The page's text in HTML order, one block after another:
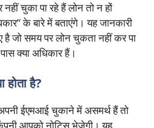
चुका पा रहे हैं लोन तो न हों
के बारे में बताएंगे। यह जानकारी
है जो समय पर लोन चुकता नहीं कर पा
क्या अधिकार हैं।
होता है?
ईएमआई चुकाने में असमर्थ हैं तो
आपको नोटिस भेजेगी। यह